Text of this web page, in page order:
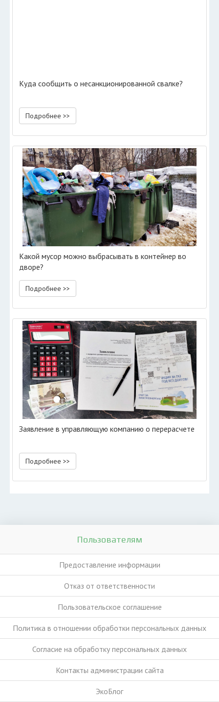
Куда сообщить о несанкционированной свалке?
Подробнее >>
Какой мусор можно выбрасывать в контейнер во
дворе?
Подробнее >>
Заявление в управляющую компанию о перерасчете
Подробнее >>
Пользователям
Предоставление информации
Отказ от ответственности
Пользовательское соглашение
Политика в отношении обработки персональных данных
Согласие на обработку персональных данных
Контакты администрации сайта
ЭкоБлог